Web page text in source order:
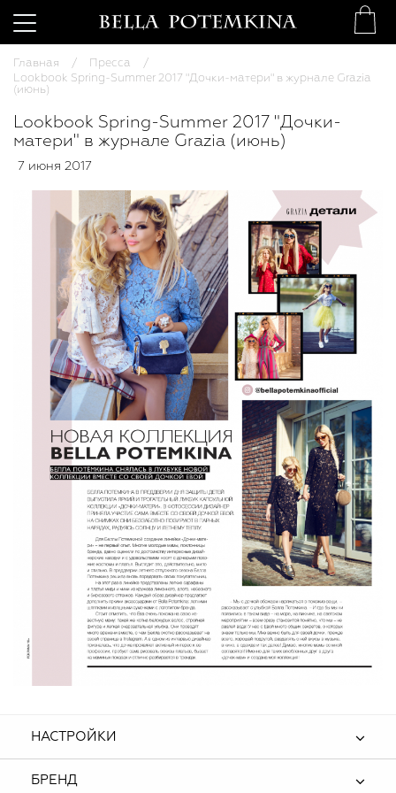
Главная
Пресса
Lookbook Spring-Summer 2017 "Дочки-матери" в журнале Grazia
(июнь)
Lookbook Spring-Summer 2017 "Дочки-
матери" в журнале Grazia (июнь)
7 июня 2017
НАСТРОЙКИ
БРЕНД